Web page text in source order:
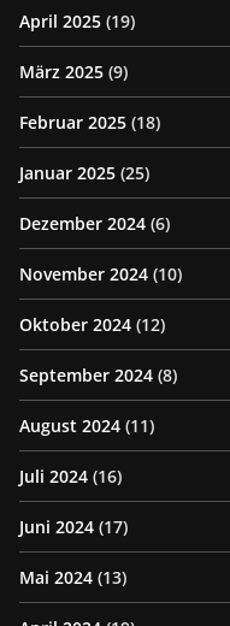
April 2025 (19)
März 2025 (9)
Februar 2025 (18)
Januar 2025 (25)
Dezember 2024 (6)
November 2024 (10)
Oktober 2024 (12)
September 2024 (8)
August 2024 (11)
Juli 2024 (16)
Juni 2024 (17)
Mai 2024 (13)